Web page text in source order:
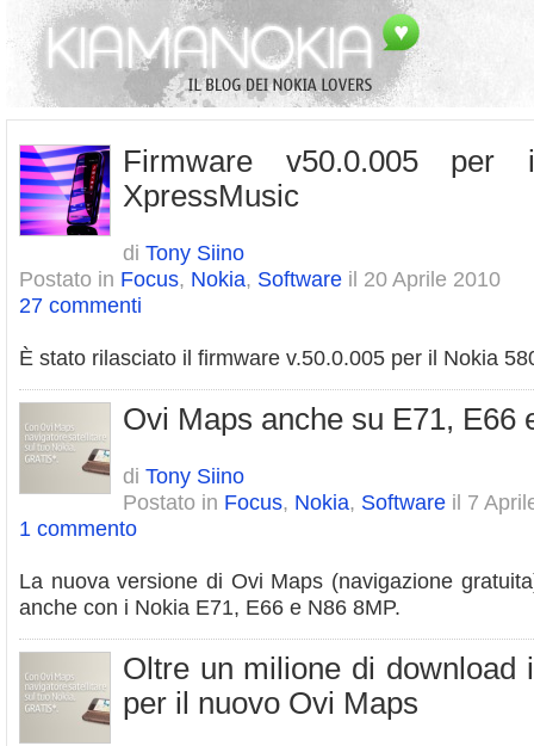
Firmware v50.0.005
XpressMusic
di Tony Siino
Postato in Focus, Nokia, Software il 20 Aprile 2010
27 commenti
È stato rilasciato il firmware v.50.0.005 per il Nokia
Ovi Maps anche su E71, E66
di Tony Siino
Postato in Focus, Nokia, Software il 7
1 commento
La nuova versione di Ovi Maps (navigazione
anche con i Nokia E71, E66 e N86 8MP.
Oltre un milione di download
per il nuovo Ovi Maps